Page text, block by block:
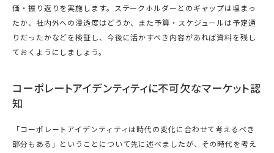
価・振り返りを実施します。ステークホルダーとのギャップは埋まっ
たか、社内外への浸透度はどうか、また予算・スケジュールは予定通
りだったかなどを検証し、今後に活かすべき内容があれば資料を残し
ておくようにしましょう。
コーポレートアイデンティティに不可欠なマーケット認
知
「コーポレートアイデンティティは時代の変化に合わせて考えるべき
部分もある」ということについて先に述べましたが、その時代を考え